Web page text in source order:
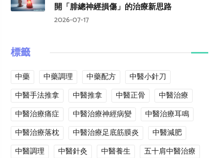
開「腓總神經損傷」的治療新思路
2026-07-17
標籤
中藥 中藥調理 中藥配方
中醫小針刀
中醫手法推拿
中醫推拿 中醫正骨
中醫治療
中醫治療痛症
中醫治療神經病變
中醫治療耳鳴
中醫治療落枕
中醫治療足底筋膜炎
中醫減肥
中醫調理
中醫針灸 中醫養生
五十肩中醫治療